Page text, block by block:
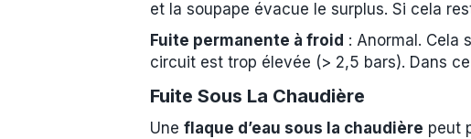
et la soupape évacue le surplus. Si cela
Fuite permanente à froid : Anormal. Cela
circuit est trop élevée (> 2,5 bars). Dans
Fuite Sous La Chaudière
Une flaque d’eau sous la chaudière peut